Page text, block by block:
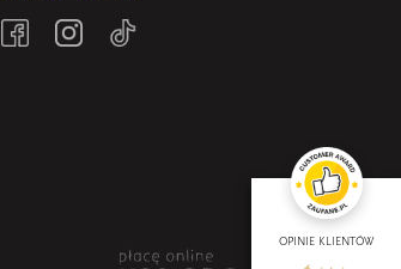
OPINIE KLIENTÓW